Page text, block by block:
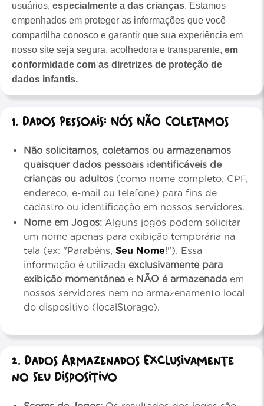
usuários, especialmente a das crianças. Estamos
empenhados em proteger as informações que você
compartilha conosco e garantir que sua experiência em
nosso site seja segura, acolhedora e transparente, em
conformidade com as diretrizes de proteção de
dados infantis.
1. Dados Pessoais: Nós Não Coletamos
Não solicitamos, coletamos ou armazenamos
quaisquer dados pessoais identificáveis de
crianças ou adultos (como nome completo, CPF,
endereço, e-mail ou telefone) para fins de
cadastro ou identificação em nossos servidores.
Nome em Jogos: Alguns jogos podem solicitar
um nome apenas para exibição temporária na
tela (ex: "Parabéns, Seu Nome!"). Essa
informação é utilizada exclusivamente para
exibição momentânea e NÃO é armazenada em
nossos servidores nem no armazenamento local
do dispositivo (localStorage).
2. Dados Armazenados Exclusivamente
no Seu Dispositivo